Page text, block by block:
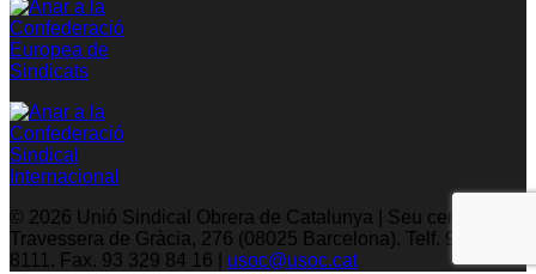
© 2026 Unió Sindical Obrera de Catalunya | Seu central: C/
Travessera de Gràcia, 276 (08025 Barcelona). Telf. 93 329
8111. Fax. 93 329 84 16 | usoc@usoc.cat